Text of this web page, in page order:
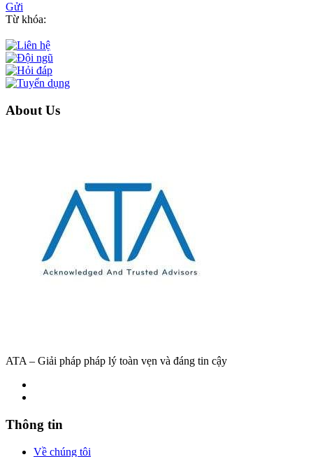
Gửi
Từ khóa:
About Us
ATA – Giải pháp pháp lý toàn vẹn và đáng tin cậy
Thông tin
Về chúng tôi